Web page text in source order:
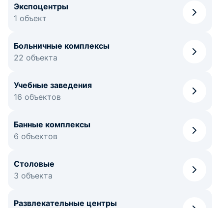
Экспоцентры
1 объект
Больничные комплексы
22 объекта
Учебные заведения
16 объектов
Банные комплексы
6 объектов
Столовые
3 объекта
Развлекательные центры